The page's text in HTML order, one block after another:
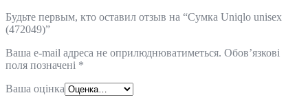
Будьте первым, кто оставил отзыв на “Сумка Uniqlo unisex
(472049)”
Ваша e-mail адреса не оприлюднюватиметься. Обов’язкові
поля позначені *
Ваша оцінка